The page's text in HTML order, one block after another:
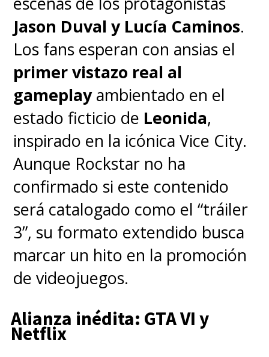
Jason Duval y Lucía Caminos.
Los fans esperan con ansias el
primer vistazo real al
gameplayambientado en el
estado ficticio de Leonida,
inspirado en la icónica Vice City.
Aunque Rockstar no ha
confirmado si este contenido
será catalogado como el “tráiler
3”, su formato extendido busca
marcar un hito en la promoción
de videojuegos.
Alianza inédita: GTA VI y
Netflix